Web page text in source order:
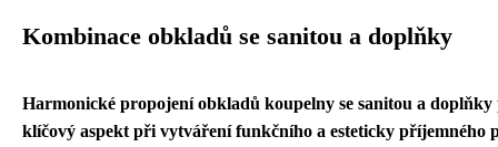
Kombinace obkladů se sanitou a doplňky
Harmonické propojení obkladů koupelny se sanitou a doplňky
klíčový aspekt při vytváření funkčního a esteticky příjemného